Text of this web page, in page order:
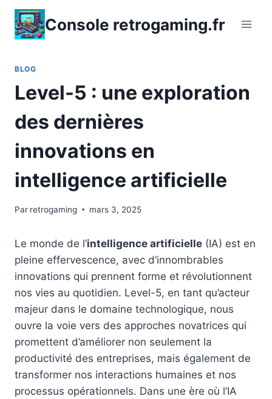
Aller
contenu
Console retrogaming.fr
BLOG
Level-5 : une exploration
des dernières
innovations en
intelligence artificielle
Par retrogaming mars 3, 2025
Le monde de l’intelligence artificielle (IA) est en
pleine effervescence, avec d’innombrables
innovations qui prennent forme et révolutionnent
nos vies au quotidien. Level-5, en tant qu’acteur
majeur dans le domaine technologique, nous
ouvre la voie vers des approches novatrices qui
promettent d’améliorer non seulement la
productivité des entreprises, mais également de
transformer nos interactions humaines et nos
processus opérationnels. Dans une ère où l’IA